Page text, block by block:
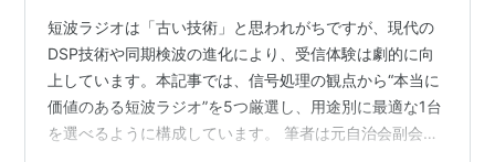
短波ラジオは「古い技術」と思われがちですが、現代の
DSP技術や同期検波の進化により、受信体験は劇的に向
上しています。本記事では、信号処理の観点から“本当に
価値のある短波ラジオ”を5つ厳選し、用途別に最適な1台
を選べるように構成しています。 筆者は元自治会副会長